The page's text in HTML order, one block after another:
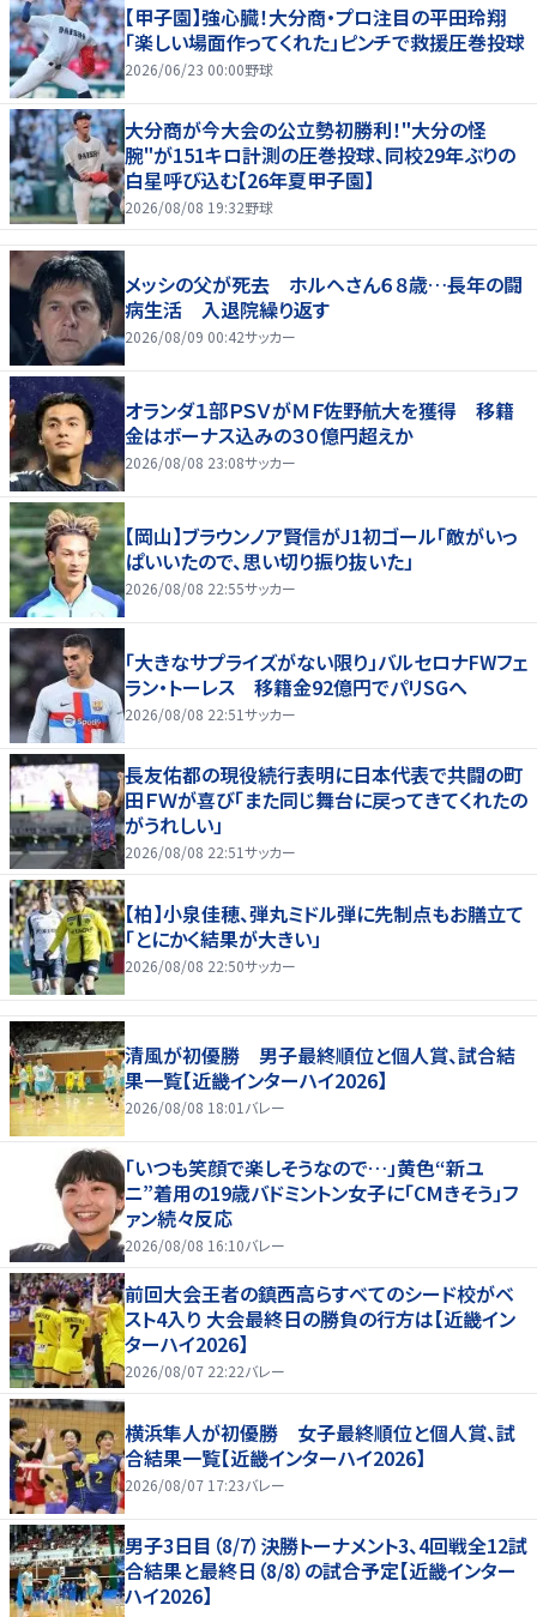
【甲子園】強心臓！大分商・プロ注目の平田玲翔
「楽しい場面作ってくれた」ピンチで救援圧巻投球
2026/06/23 00:00野球
大分商が今大会の公立勢初勝利！"大分の怪
腕"が151キロ計測の圧巻投球、同校29年ぶりの
白星呼び込む【26年夏甲子園】
2026/08/08 19:32野球
メッシの父が死去 ホルヘさん６８歳…長年の闘
病生活 入退院繰り返す
2026/08/09 00:42サッカー
オランダ１部ＰＳＶがＭＦ佐野航大を獲得 移籍
金はボーナス込みの３０億円超えか
2026/08/08 23:08サッカー
【岡山】ブラウンノア賢信がJ1初ゴール「敵がいっ
ぱいいたので、思い切り振り抜いた」
2026/08/08 22:55サッカー
「大きなサプライズがない限り」バルセロナFWフェ
ラン・トーレス 移籍金92億円でパリSGへ
2026/08/08 22:51サッカー
長友佑都の現役続行表明に日本代表で共闘の町
田ＦＷが喜び「また同じ舞台に戻ってきてくれたの
がうれしい」
2026/08/08 22:51サッカー
【柏】小泉佳穂、弾丸ミドル弾に先制点もお膳立て
「とにかく結果が大きい」
2026/08/08 22:50サッカー
清風が初優勝 男子最終順位と個人賞、試合結
果一覧【近畿インターハイ2026】
2026/08/08 18:01 バレー
「いつも笑顔で楽しそうなので…」黄色“新ユ
ニ”着用の19歳バドミントン女子に「CMきそう」フ
ァン続々反応
2026/08/08 16:10バレー
前回大会王者の鎮西高らすべてのシード校がベ
スト4入り 大会最終日の勝負の行方は【近畿イン
ターハイ2026】
2026/08/07 22:22バレー
横浜隼人が初優勝 女子最終順位と個人賞、試
合結果一覧【近畿インターハイ2026】
2026/08/07 17:23バレー
男子3日目（8/7）決勝トーナメント3、4回戦全12試
合結果と最終日（8/8）の試合予定【近畿インター
ハイ2026】